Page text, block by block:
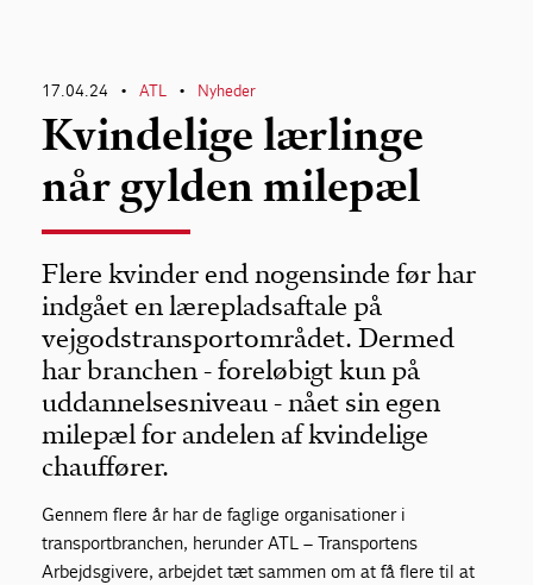
17.04.24 • ATL • Nyheder
Kvindelige lærlinge
når gylden milepæl
Flere kvinder end nogensinde før har
indgået en lærepladsaftale på
vejgodstransportområdet. Dermed
har branchen - foreløbigt kun på
uddannelsesniveau - nået sin egen
milepæl for andelen af kvindelige
chauffører.
Gennem flere år har de faglige organisationer i
transportbranchen, herunder ATL – Transportens
Arbejdsgivere, arbejdet tæt sammen om at få flere til at